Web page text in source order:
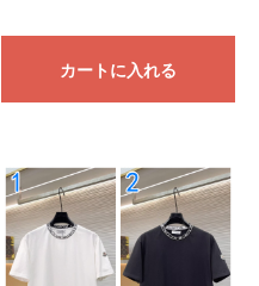
カートに入れる